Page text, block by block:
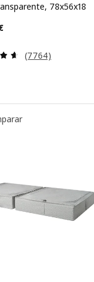
Total de
78x56x18
10,50€
Avaliação: 4.6
(7764)